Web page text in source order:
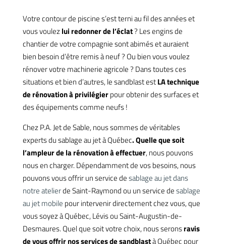
Votre contour de piscine s’est terni au fil des années et
vous voulezlui redonner de l’éclat? Les engins de
chantier de votre compagnie sont abimés et auraient
bien besoin d’être remis à neuf ? Ou bien vous voulez
rénover votre machinerie agricole ? Dans toutes ces
situations et bien d’autres, le sandblast estLA technique
de rénovation à privilégierpour obtenir des surfaces et
des équipements comme neufs !
Chez P.A. Jet de Sable, nous sommes de véritables
experts du sablage au jet à Québec. Quelle que soit
l’ampleur de la rénovation à effectuer, nous pouvons
nous en charger. Dépendamment de vos besoins, nous
pouvons vous offrir un service desablage au jet dans
notre atelierde Saint-Raymond ou un service desablage
au jet mobile pour intervenir directement chez vous, que
vous soyez à Québec, Lévis ou Saint-Augustin-de-
Desmaures. Quel que soit votre choix, nous seronsravis
de vous offrir nos services de sandblastà Québec pour